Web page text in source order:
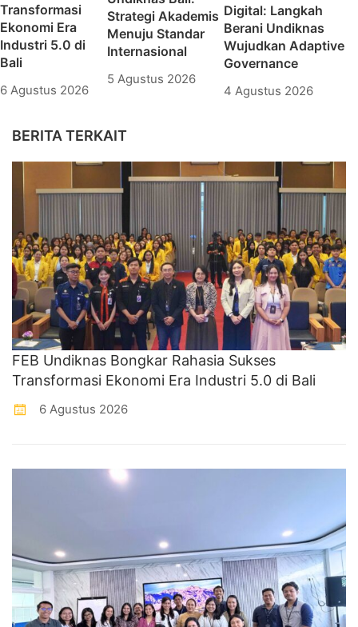
Transformasi
Ekonomi Era
Industri 5.0 di
Bali
6 Agustus 2026
Strategi Akademis
Menuju Standar
Internasional
5 Agustus 2026
Digital: Langkah
Berani Undiknas
Wujudkan Adaptive
Governance
4 Agustus 2026
BERITA TERKAIT
FEB Undiknas Bongkar Rahasia Sukses
Transformasi Ekonomi Era Industri 5.0 di Bali
6 Agustus 2026